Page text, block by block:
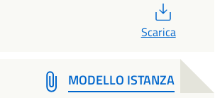
Scarica
MODELLO ISTANZA